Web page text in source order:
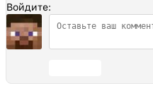
Войдите: